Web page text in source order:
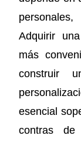
Adquirir
más
construir
esencial
contras